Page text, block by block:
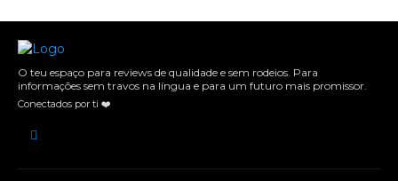
O teu espaço para reviews de qualidade e sem rodeios. Para
informações sem travos na língua e para um futuro mais promissor.
Conectados por ti ❤️